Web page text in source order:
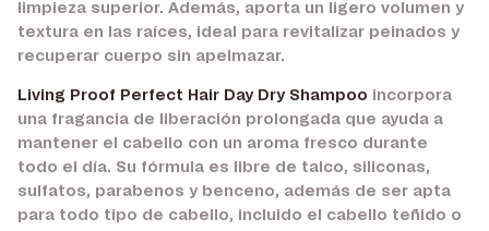
limpieza superior. Además, aporta un ligero volumen y
textura en las raíces, ideal para revitalizar peinados y
recuperar cuerpo sin apelmazar.
Living Proof Perfect Hair Day Dry Shampoo incorpora
una fragancia de liberación prolongada que ayuda a
mantener el cabello con un aroma fresco durante
todo el día. Su fórmula es libre de talco, siliconas,
sulfatos, parabenos y benceno, además de ser apta
para todo tipo de cabello, incluido el cabello teñido o